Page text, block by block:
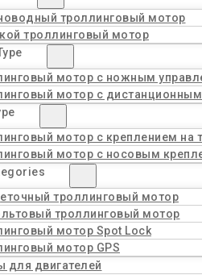
троллинговый мотор
троллинговый мотор
мотор с ножным
мотор с
мотор с креплением на
мотор с носовым
троллинговый мотор
троллинговый мотор
мотор Spot Lock
мотор GPS
для двигателей